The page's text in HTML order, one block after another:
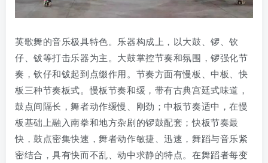
英歌舞的音乐极具特色。乐器构成上，以大鼓、锣、钦
仔、钹等打击乐器为主。大鼓掌控节奏和氛围，锣强化节
奏，钦仔和钹起到点缀作用。节奏方面有慢板、中板、快
板三种节奏板式。慢板节奏和缓，带有古典宫廷式味道，
鼓点间隔长，舞者动作缓慢、刚劲；中板节奏适中，在慢
板基础上融入南拳和地方杂剧的锣鼓配套；快板节奏最
快，鼓点密集快速，舞者动作敏捷、迅速，舞蹈与音乐紧
密结合，具有快而不乱、动中求静的特点。在舞蹈者每变